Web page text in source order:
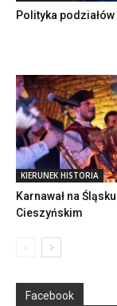
Polityka podziałów
KIERUNEK HISTORIA
Karnawał na Śląsku
Cieszyńskim
Facebook